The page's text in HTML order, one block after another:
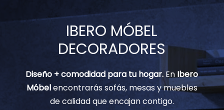
IBERO MÓBEL
DECORADORES
Diseño + comodidad para tu hogar. EnIbero
Móbelencontrarás sofás, mesas y muebles
de calidad que encajan contigo.